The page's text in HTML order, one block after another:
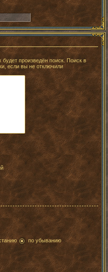
произведён поиск. Поиск в
если вы не отключили
по убыванию